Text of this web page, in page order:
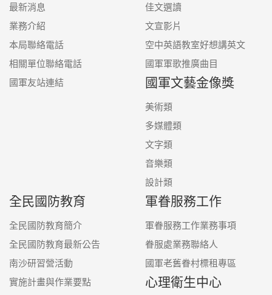
最新消息
業務介紹
本局聯絡電話
相關單位聯絡電話
國軍友站連結
佳文選讀
文宣影片
空中英語教室好想講英文
國軍軍歌推廣曲目
國軍文藝金像獎
美術類
多媒體類
文字類
音樂類
設計類
全民國防教育
全民國防教育簡介
全民國防教育最新公告
南沙研習營活動
實施計畫與作業要點
軍眷服務工作
軍眷服務工作業務事項
眷服處業務聯絡人
國軍老舊眷村標租專區
心理衛生中心